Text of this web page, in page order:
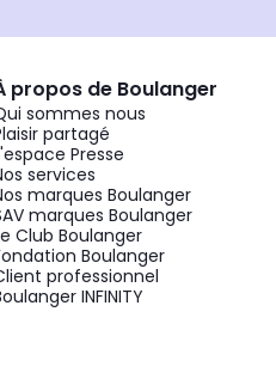
propos de Boulanger
sommes nous
partagé
Presse
services
marques Boulanger
marques Boulanger
Club Boulanger
Boulanger
professionnel
INFINITY